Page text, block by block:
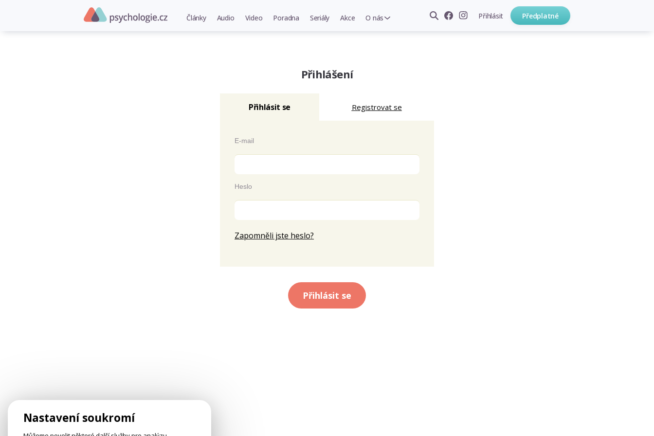
Články Audio Video Poradna Seriály Akce O nás Přihlásit Předplatné
Přihlášení
Přihlásit se Registrovat se
E-mail
Heslo
Zapomněli jste heslo?
Přihlásit se
Nastavení soukromí